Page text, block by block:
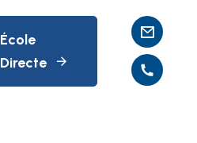
École
Directe